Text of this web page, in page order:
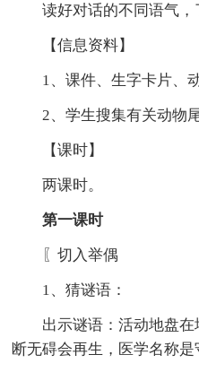
读好对话的不同语气，
【信息资料】
1、课件、生字卡片、
2、学生搜集有关动物
【课时】
两课时。
第一课时
〖切入举偶
1、猜谜语：
出示谜语：活动地盘
断无碍会再生，医学名称是